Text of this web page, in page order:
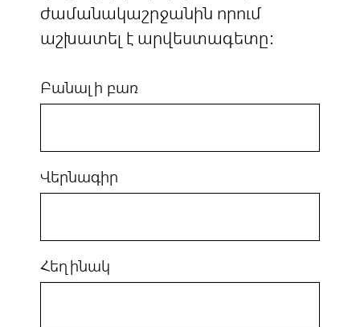
ժամանակաշրջանին որում
աշխատել է արվեստագետը:
Բանալի բառ
Վերնագիր
Հեղինակ